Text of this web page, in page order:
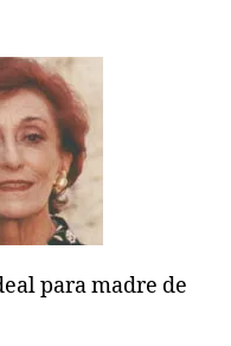
para madre de